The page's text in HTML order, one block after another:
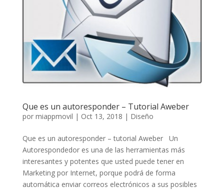
Que es un autoresponder – Tutorial Aweber
por miappmovil | Oct 13, 2018 | Diseño
Que es un autoresponder – tutorial Aweber Un
Autorespondedor es una de las herramientas más
interesantes y potentes que usted puede tener en
Marketing por Internet, porque podrá de forma
automática enviar correos electrónicos a sus posibles